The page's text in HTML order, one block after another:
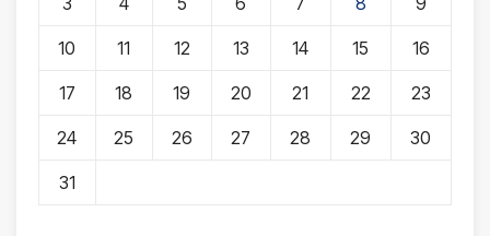
10 11 12 13 14 15 16
17 18 19 20 21 22 23
24 25 26 27 28 29 30
31